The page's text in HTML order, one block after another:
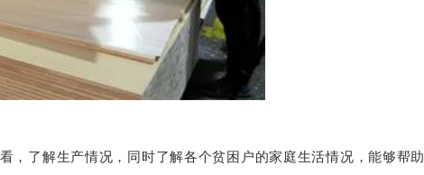
，了解生产情况，同时了解各个贫困户的家庭生活情况，能够帮助